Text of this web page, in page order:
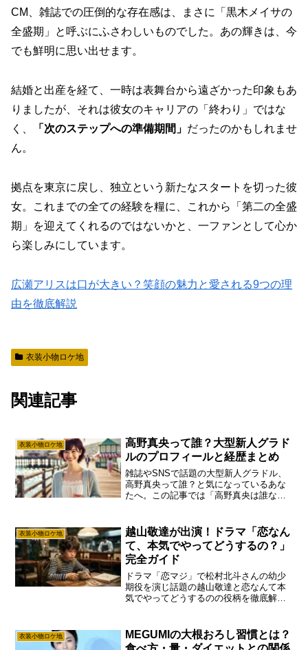
CM、雑誌での圧倒的な存在感は、まさに「黒木メイサの
全盛期」と呼ぶにふさわしいものでした。あの輝きは、今
でも鮮明に思い出せます。
結婚と出産を経て、一時は表舞台から遠ざかった印象もあ
りましたが、それは彼女のキャリアの「終わり」ではな
く、
「次のステップへの準備期間」 だったのかもしれませ
ん。
拠点を東京に戻し、独立という新たなスタートを切った彼
女。これまでの全ての経験を糧に、これから「第二の全盛
期」を迎えてくれるのではないかと、一ファンとして心か
ら楽しみにしています。
広瀬アリスは口が大きい？笑顔の魅力と愛される9つの理
由を徹底解説
衣装小物ロケ地
関連記事
衣装小物ロケ地
高野真央って誰？大型新人グラド
ルのプロフィールと経歴まとめ
雑誌やSNSで話題の大型新人グラドル、
高野真央って誰？と気になっているあな
たへ。この記事では「高野真央は誰な
から、経歴、所属事務所、気になる熱愛
の噂まで徹底解説します。読めば彼女の
魅力が全て分かります。
衣装小物ロケ地
越山敬達が出演！ドラマ「恋なん
て、本気でやってどうするの？」
完全ガイド
ドラマ「恋マジ」で松村北斗さんの幼少
期役を演じ話題の越山敬達と恋なんて本
気でやってどうするのの役柄を徹底解
た。越山敬達と恋なんて本気でやってど
うするのの評判や魅力を知り、疑問をす
衣装小物ロケ地
MEGUMIの大根おろし習慣とは？